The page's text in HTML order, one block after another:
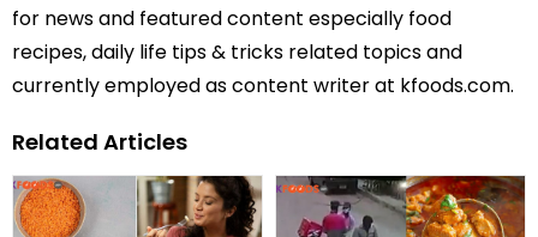
for news and featured content especially food
recipes, daily life tips & tricks related topics and
currently employed as content writer at kfoods.com.
Related Articles